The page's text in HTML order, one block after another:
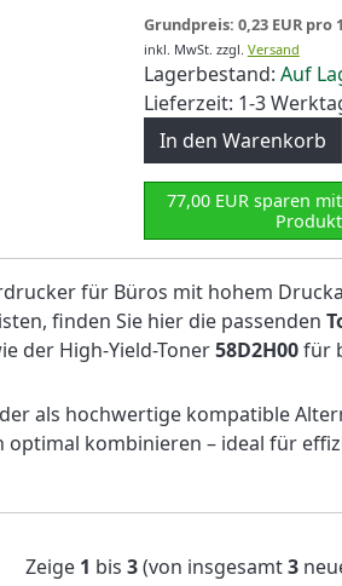
Grundpreis: 0,23 EUR pro
inkl. MwSt. zzgl. Versand
Lagerbestand: Auf
Lieferzeit: 1-3
77,00 EUR sparen
Produkt
für Büros mit hohem
finden Sie hier die passenden
der High-Yield-Toner58D2H00für
als hochwertige kompatible
optimal kombinieren – ideal für
Zeige 1 bis 3(von insgesamt3